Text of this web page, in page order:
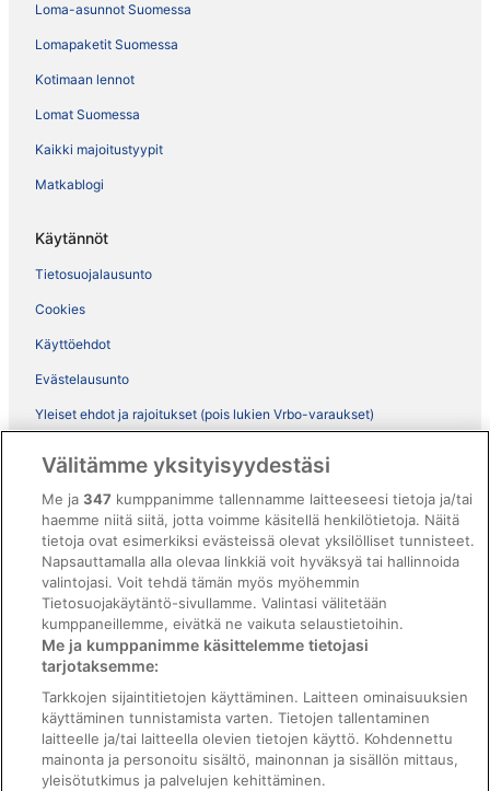
Loma-asunnot Suomessa
Lomapaketit Suomessa
Kotimaan lennot
Lomat Suomessa
Kaikki majoitustyypit
Matkablogi
Käytännöt
Tietosuojalausunto
Cookies
Käyttöehdot
Evästelausunto
Yleiset ehdot ja rajoitukset (pois lukien Vrbo-varaukset)
ebookers BONUS+ -ohjelman ehdot
Oikeudelliset tiedot / ota meihin yhteyttä
Sisältövaatimukset ja ilmoituksen tekeminen sisällöstä
Tuki
Ota yhteyttä
Varauksen muuttaminen tai peruuttaminen
Varaa lento lentoyhtiön hyvityskupongeilla
Hyvityksen hakeminen ja aikarajat
Välitämme yksityisyydestäsi
Me ja347 kumppanimme tallennamme laitteeseesi tietoja ja/tai
haemme niitä siitä, jotta voimme käsitellä henkilötietoja. Näitä
tietoja ovat esimerkiksi evästeissä olevat yksilölliset tunnisteet.
Napsauttamalla alla olevaa linkkiä voit hyväksyä tai hallinnoida
valintojasi. Voit tehdä tämän myös myöhemmin
Tietosuojakäytäntö-sivullamme. Valintasi välitetään
kumppaneillemme, eivätkä ne vaikuta selaustietoihin.
Me ja kumppanimme käsittelemme tietojasi
tarjotaksemme:
Tarkkojen sijaintitietojen käyttäminen. Laitteen ominaisuuksien
käyttäminen tunnistamista varten. Tietojen tallentaminen
laitteelle ja/tai laitteella olevien tietojen käyttö. Kohdennettu
mainonta ja personoitu sisältö, mainonnan ja sisällön mittaus,
yleisötutkimus ja palvelujen kehittäminen.